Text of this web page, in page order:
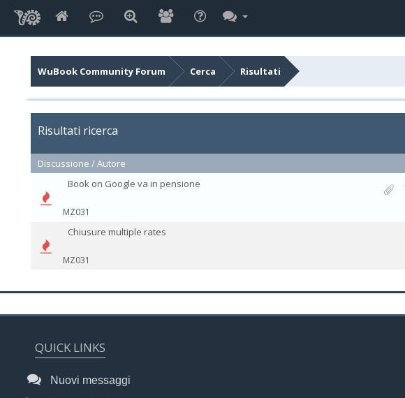
WuBook Community Forum Cerca Risultati
Risultati ricerca
Discussione /Autore
Book on Google va in pensione
MZ031
Chiusure multiple rates
MZ031
QUICK LINKS
Nuovi messaggi